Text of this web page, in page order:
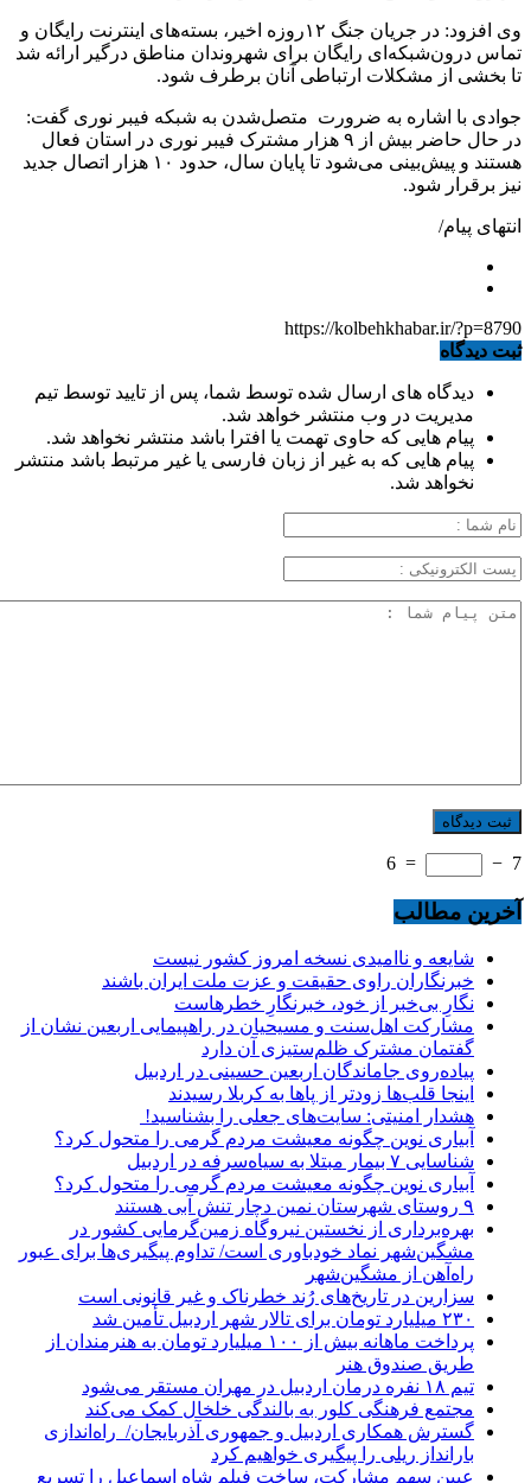
وی افزود: در جریان جنگ ۱۲روزه اخیر، بسته‌های اینترنت رایگان و
تماس درون‌شبکه‌ای رایگان برای شهروندان مناطق درگیر ارائه شد
تا بخشی از مشکلات ارتباطی آنان برطرف شود.
جوادی با اشاره به ضرورت متصل‌شدن به شبکه فیبر نوری گفت:
در حال حاضر بیش از ۹ هزار مشترک فیبر نوری در استان فعال
هستند و پیش‌بینی می‌شود تا پایان سال، حدود ۱۰ هزار اتصال جدید
نیز برقرار شود.
انتهای پیام/
https://kolbehkhabar.ir/?p=8790
ثبت دیدگاه
دیدگاه های ارسال شده توسط شما، پس از تایید توسط تیم
مدیریت در وب منتشر خواهد شد.
پیام هایی که حاوی تهمت یا افترا باشد منتشر نخواهد شد.
پیام هایی که به غیر از زبان فارسی یا غیر مرتبط باشد منتشر
نخواهد شد.
7
−
=
6
آخرین مطالب
شایعه و ناامیدی نسخه امروز کشور نیست
خبرنگاران راوی حقیقت و عزت ملت ایران باشند
نگارِ بی‌خبر از خود، خبرنگارِ خطرهاست
مشارکت اهل‌سنت و مسیحیان در راهپیمایی اربعین نشان از
گفتمان مشترک ظلم‌ستیزی آن دارد
پیاده‌روی جاماندگان اربعین حسینی در اردبیل
اینجا قلب‌ها زودتر از پاها به کربلا رسیدند
هشدار امنیتی: سایت‌های جعلی را بشناسید!
آبیاری نوین چگونه معیشت مردم گرمی را متحول کرد؟
شناسایی ۷ بیمار مبتلا به سیاه‌سرفه در اردبیل
آبیاری نوین چگونه معیشت مردم گرمی را متحول کرد؟
۹ روستای شهرستان نمین دچار تنش آبی هستند
بهره‌برداری از نخستین نیروگاه زمین‌گرمایی کشور در
مشگین‌شهر نماد خودباوری است/ تداوم پیگیری‌ها برای عبور
راه‌آهن از مشگین‌شهر
سزارین در تاریخ‌های رُند خطرناک و غیر قانونی است
۲۳۰ میلیارد تومان برای تالار شهر اردبیل تأمین شد
پرداخت ماهانه بیش از ۱۰۰ میلیارد تومان به هنرمندان از
طریق صندوق هنر
تیم ۱۸ نفره درمان اردبیل در مهران مستقر می‌شود
مجتمع فرهنگی کلور به بالندگی خلخال کمک می‌کند
گسترش همکاری اردبیل و جمهوری آذربایجان/ راه‌اندازی
بارانداز ریلی را پیگیری خواهیم کرد
عیین سهم مشارکت، ساخت فیلم شاه‌ اسماعیل را تسریع